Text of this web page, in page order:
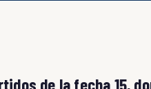
de la fecha 15,